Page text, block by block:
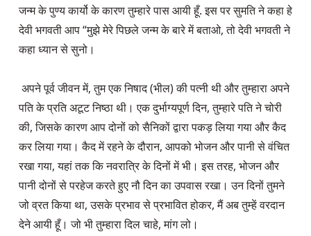
जन्म के पुण्य कार्यो के कारण तुम्हारे पास आयी हूँ. इस पर सुमति ने कहा हे
देवी भगवती आप “मुझे मेरे पिछले जन्म के बारे में बताओ, तो देवी भगवती ने
कहा ध्यान से सुनो।
पति के प्रति अटूट निष्ठा थी। एक दुर्भाग्यपूर्ण दिन, तुम्हारे पति ने चोरी
की, जिसके कारण आप दोनों को सैनिकों द्वारा पकड़ लिया गया और कैद
कर लिया गया। कैद में रहने के दौरान, आपको भोजन और पानी से वंचित
रखा गया, यहां तक कि नवरात्रि के दिनों में भी। इस तरह, भोजन और
पानी दोनों से परहेज करते हुए नौ दिन का उपवास रखा। उन दिनों तुमने
जो व्रत किया था, उसके प्रभाव से प्रभावित होकर, मैं अब तुम्हें वरदान
देने आयी हूँ। जो भी तुम्हारा दिल चाहे, मांग लो।